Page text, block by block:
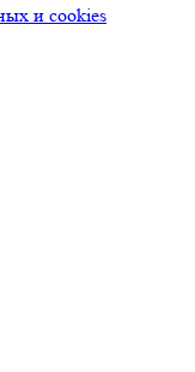
и cookies